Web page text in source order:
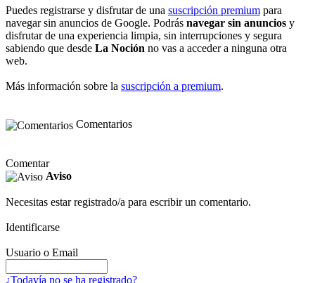
Puedes registrarse y disfrutar de una suscripción premium para
navegar sin anuncios de Google. Podrás navegar sin anuncios y
disfrutar de una experiencia limpia, sin interrupciones y segura
sabiendo que desde La Noción no vas a acceder a ninguna otra
web.
Más información sobre la suscripción a premium.
Comentarios
Comentar
Aviso
Necesitas estar registrado/a para escribir un comentario.
Identificarse
Usuario o Email
¿Todavía no se ha registrado?